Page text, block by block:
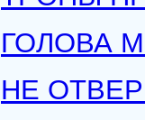
ГОЛОВА
НЕ